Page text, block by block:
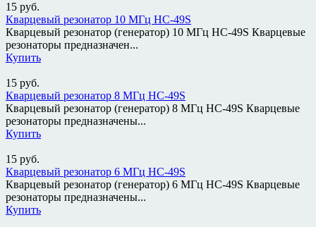
15 руб.
Кварцевый резонатор 10 МГц HC-49S
Кварцевый резонатор (генератор) 10 МГц HC-49S Кварцевые
резонаторы предназначен...
Купить
15 руб.
Кварцевый резонатор 8 МГц HC-49S
Кварцевый резонатор (генератор) 8 МГц HC-49S Кварцевые
резонаторы предназначены...
Купить
15 руб.
Кварцевый резонатор 6 МГц HC-49S
Кварцевый резонатор (генератор) 6 МГц HC-49S Кварцевые
резонаторы предназначены...
Купить